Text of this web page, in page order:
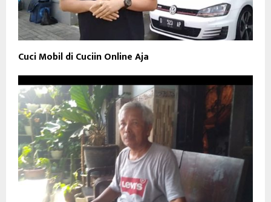
Cuci Mobil di Cuciin Online Aja